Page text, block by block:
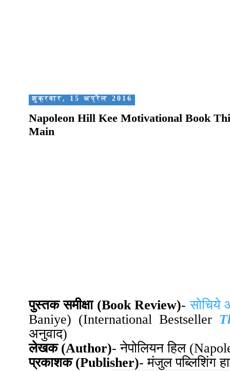
शुक्रवार, 15 अप्रैल 2016
Napoleon Hill Kee Motivational Book
Main
पुस्तक समीक्षा (Book Review)-
Baniye) (International Bestseller
अनुवाद)
लेखक (Author)-नेपोलियन हिल (
प्रकाशक(Publisher)-मंजुल पब्लिशिंग